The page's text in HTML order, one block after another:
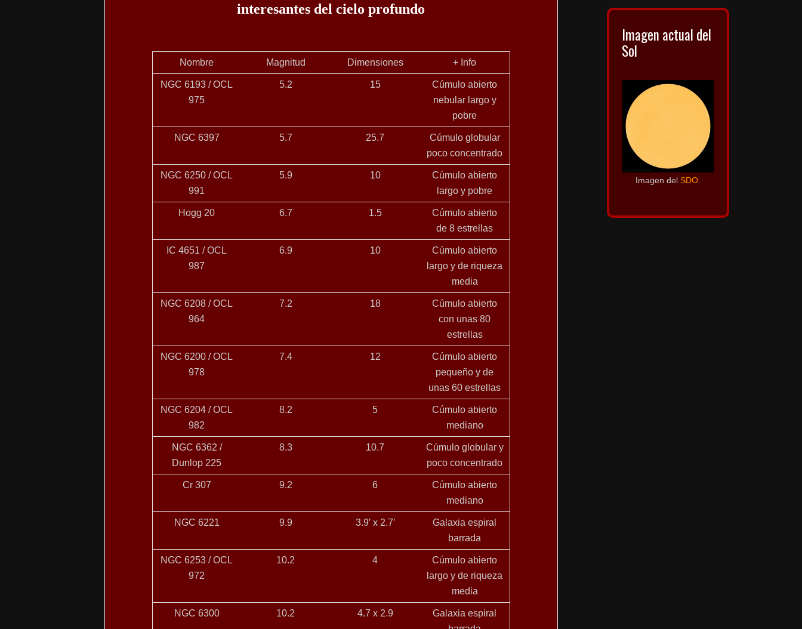
interesantes del cielo profundo
Nombre Magnitud Dimensiones + Info
NGC 6193 / OCL
975
5.2 15
Cúmulo abierto
nebular largo y
pobre
NGC 6397 5.7 25.7
Cúmulo globular
poco concentrado
NGC 6250 / OCL
991
5.9 10
Cúmulo abierto
largo y pobre
Hogg 20 6.7 1.5
Cúmulo abierto
de 8 estrellas
IC 4651 / OCL
987
6.9 10
Cúmulo abierto
largo y de riqueza
media
NGC 6208 / OCL
964
7.2 18
Cúmulo abierto
con unas 80
estrellas
NGC 6200 / OCL
978
7.4 12
Cúmulo abierto
pequeño y de
unas 60 estrellas
NGC 6204 / OCL
982
8.2 5
Cúmulo abierto
mediano
NGC 6362 /
Dunlop 225
8.3 10.7
Cúmulo globular y
poco concentrado
Cr 307 9.2 6
Cúmulo abierto
mediano
NGC 6221 9.9 3.9′ x 2.7′
Galaxia espiral
barrada
NGC 6253 / OCL
972
10.2 4
Cúmulo abierto
largo y de riqueza
media
NGC 6300 10.2 4.7 x 2.9
Galaxia espiral
Imagen actual del
Sol
Imagen del SDO